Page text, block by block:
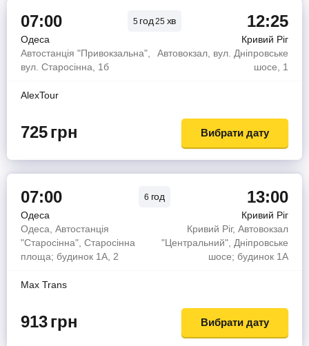
07:00 5 год25 хв 12:25
Одеса
Кривий Ріг
Автостанція "Привокзальна",
вул. Старосінна, 1б
Автовокзал, вул. Дніпровське
шосе, 1
AlexTour
725грн Вибрати дату
07:00 6 год 13:00
Одеса
Кривий Ріг
Одеса, Автостанція
"Старосінна", Старосінна
площа; будинок 1А, 2
Кривий Ріг, Автовокзал
"Центральний", Дніпровське
шосе; будинок 1А
Max Trans
913грн Вибрати дату